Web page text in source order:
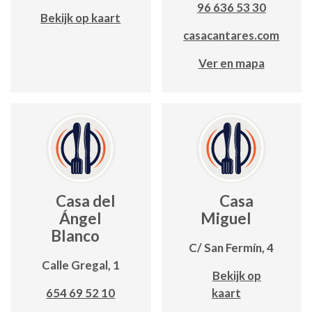
Bekijk op kaart
96 636 53 30
casacantares.com
Ver en mapa
Casa del
Ángel
Blanco
Calle Gregal, 1
654 69 52 10
Casa
Miguel
C/ San Fermín, 4
Bekijk op
kaart